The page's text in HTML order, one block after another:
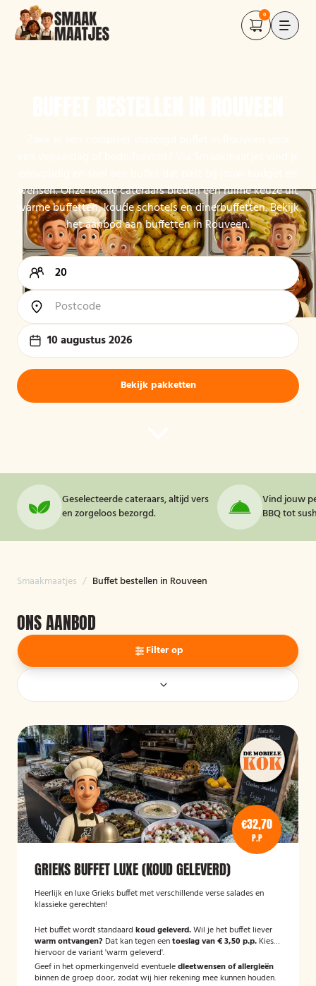
0
wensen. Onze lokale cateraars bieden een ruime keuze uit
warme buffetten, koude schotels en dinerbuffetten. Bekijk
het aanbod aan buffetten in Rouveen.
10 augustus 2026
Bekijk pakketten
Geselecteerde cateraars, altijd vers
en zorgeloos bezorgd.
Vind jouw
BBQ tot
Smaakmaatjes / Buffet bestellen in Rouveen
ONS AANBOD
Filter op
€32,70
P.P
GRIEKS BUFFET LUXE (KOUD GELEVERD)
Heerlijk en luxe Grieks buffet met verschillende verse salades en
klassieke gerechten!
Het buffet wordt standaard koud geleverd.Wil je het buffet liever
warm ontvangen? Dat kan tegen eentoeslag van € 3,50 p.p. Kies
hiervoor de variant 'warm geleverd'.
Geef in het opmerkingenveld eventueledieetwensen of allergieën
binnen de groep door, zodat wij hier rekening mee kunnen houden.